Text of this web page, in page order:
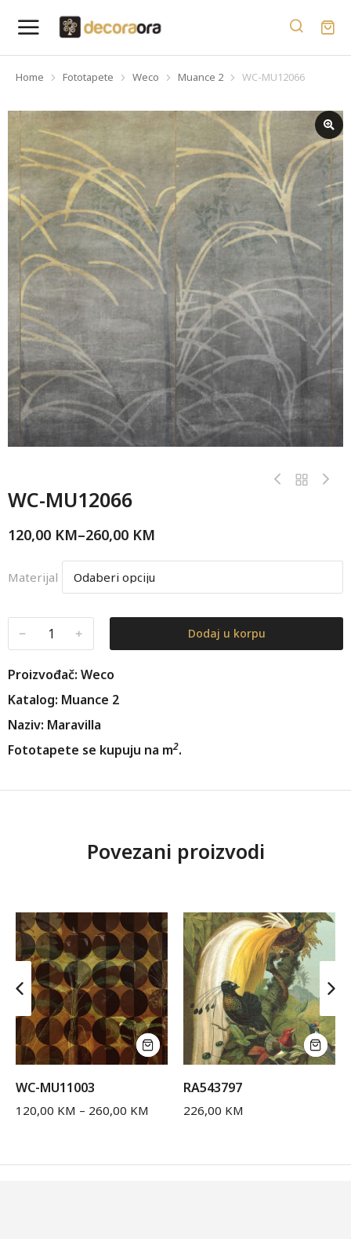
You are here:
Home Fototapete Weco Muance 2 WC-MU12066
WC-MU12066
120,00 KM–260,00 KM
Materijal
﹣ ﹢ Dodaj u korpu
Proizvođač: Weco
Katalog: Muance 2
Naziv: Maravilla
Fototapete se kupuju na m2.
Povezani proizvodi
WC-MU11003
120,00 KM – 260,00 KM
RA543797
226,00 KM